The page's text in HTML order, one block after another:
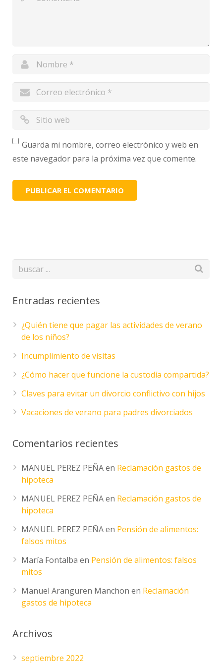
Guarda mi nombre, correo electrónico y web en
este navegador para la próxima vez que comente.
Entradas recientes
¿Quién tiene que pagar las actividades de verano
de los niños?
Incumplimiento de visitas
¿Cómo hacer que funcione la custodia compartida?
Claves para evitar un divorcio conflictivo con hijos
Vacaciones de verano para padres divorciados
Comentarios recientes
MANUEL PEREZ PEÑAen Reclamación gastos de
hipoteca
MANUEL PEREZ PEÑAen Reclamación gastos de
hipoteca
MANUEL PEREZ PEÑAen Pensión de alimentos:
falsos mitos
María Fontalba en Pensión de alimentos: falsos
mitos
Manuel Aranguren Manchon en Reclamación
gastos de hipoteca
Archivos
septiembre 2022